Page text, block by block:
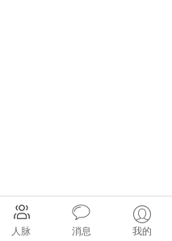
人脉 消息 我的